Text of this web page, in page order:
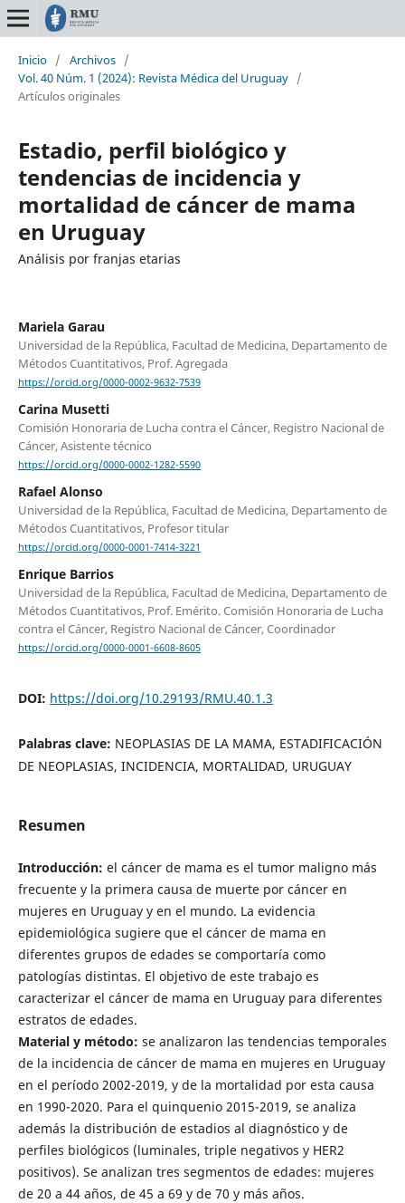
Inicio / Archivos /
Vol. 40 Núm. 1 (2024): Revista Médica del Uruguay /
Artículos originales
Estadio, perfil biológico y
tendencias de incidencia y
mortalidad de cáncer de mama
en Uruguay
Análisis por franjas etarias
Mariela Garau
Universidad de la República, Facultad de Medicina, Departamento de
Métodos Cuantitativos, Prof. Agregada
https://orcid.org/0000-0002-9632-7539
Carina Musetti
Comisión Honoraria de Lucha contra el Cáncer, Registro Nacional de
Cáncer, Asistente técnico
https://orcid.org/0000-0002-1282-5590
Rafael Alonso
Universidad de la República, Facultad de Medicina, Departamento de
Métodos Cuantitativos, Profesor titular
https://orcid.org/0000-0001-7414-3221
Enrique Barrios
Universidad de la República, Facultad de Medicina, Departamento de
Métodos Cuantitativos, Prof. Emérito. Comisión Honoraria de Lucha
contra el Cáncer, Registro Nacional de Cáncer, Coordinador
https://orcid.org/0000-0001-6608-8605
DOI: https://doi.org/10.29193/RMU.40.1.3
Palabras clave: NEOPLASIAS DE LA MAMA, ESTADIFICACIÓN
DE NEOPLASIAS, INCIDENCIA, MORTALIDAD, URUGUAY
Resumen
Introducción: el cáncer de mama es el tumor maligno más
frecuente y la primera causa de muerte por cáncer en
mujeres en Uruguay y en el mundo. La evidencia
epidemiológica sugiere que el cáncer de mama en
diferentes grupos de edades se comportaría como
patologías distintas. El objetivo de este trabajo es
caracterizar el cáncer de mama en Uruguay para diferentes
estratos de edades.
Material y método: se analizaron las tendencias temporales
de la incidencia de cáncer de mama en mujeres en Uruguay
en el período 2002-2019, y de la mortalidad por esta causa
en 1990-2020. Para el quinquenio 2015-2019, se analiza
además la distribución de estadios al diagnóstico y de
perfiles biológicos (luminales, triple negativos y HER2
positivos). Se analizan tres segmentos de edades: mujeres
de 20 a 44 años, de 45 a 69 y de 70 y más años.